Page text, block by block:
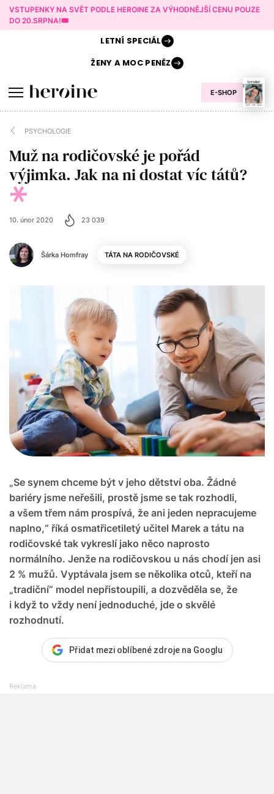
VSTUPENKY NA SVĚT PODLE HEROINE ZA VÝHODNĚJŠÍ CENU POUZE
DO 20.SRPNA!🎟️
E-SHOP
LETNÍ SPECIÁL
ŽENY AMOC PENĚZ
PSYCHOLOGIE
Muž na rodičovské je pořád
výjimka. Jak na ni dostat víc tátů?
Šárka Homfray
10. únor 2020 23 039
TÁTA NA RODIČOVSKÉ
„Se synem chceme být v jeho dětství oba. Žádné
bariéry jsme neřešili, prostě jsme se tak rozhodli,
a všem třem nám prospívá, že ani jeden nepracujeme
naplno,“ říká osmatřicetiletý učitel Marek a tátu na
rodičovské tak vykreslí jako něco naprosto
normálního. Jenže na rodičovskou u nás chodí jen asi
2 % mužů. Vyptávala jsem se několika otců, kteří na
„tradiční“ model nepřistoupili, a dozvěděla se, že
i když to vždy není jednoduché, jde o skvělé
rozhodnutí.
Přidat mezi oblíbené zdroje na Googlu